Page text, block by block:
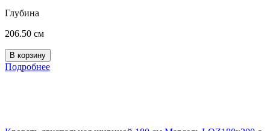
Глубина
206.50 см
Подробнее